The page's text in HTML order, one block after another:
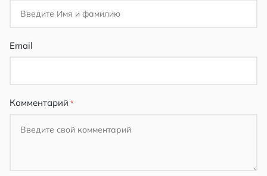
Email
Комментарий